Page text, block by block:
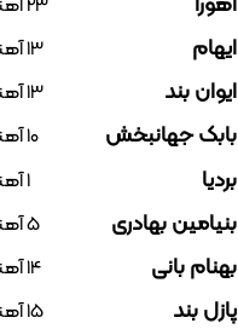
23 آهنگ
ایهام 13 آهنگ
ایوان بند 13 آهنگ
بابک جهانبخش 10 آهنگ
بردیا 1 آهنگ
بنیامین بهادری 5 آهنگ
بهنام بانی 14 آهنگ
پازل بند 15 آهنگ